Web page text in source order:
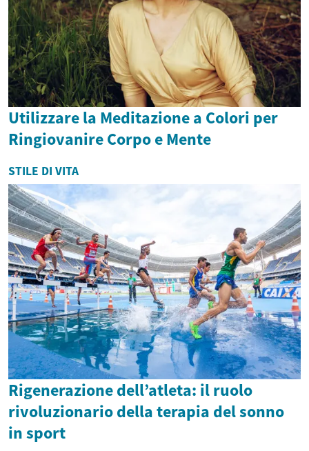
Utilizzare la Meditazione a Colori per
Ringiovanire Corpo e Mente
STILE DI VITA
Rigenerazione dell’atleta: il ruolo
rivoluzionario della terapia del sonno
in sport